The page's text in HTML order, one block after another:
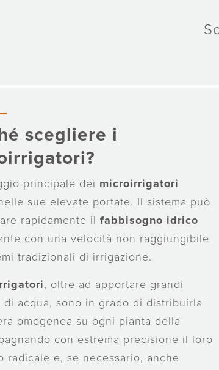
scegliere i
principale dei microirrigatori
sue elevate portate. Il sistema può
rapidamente il fabbisogno idrico
con una velocità non raggiungibile
tradizionali di irrigazione.
, oltre ad apportare grandi
di acqua, sono in grado di distribuirla
omogenea su ogni pianta della
con estrema precisione il loro
radicale e, se necessario, anche